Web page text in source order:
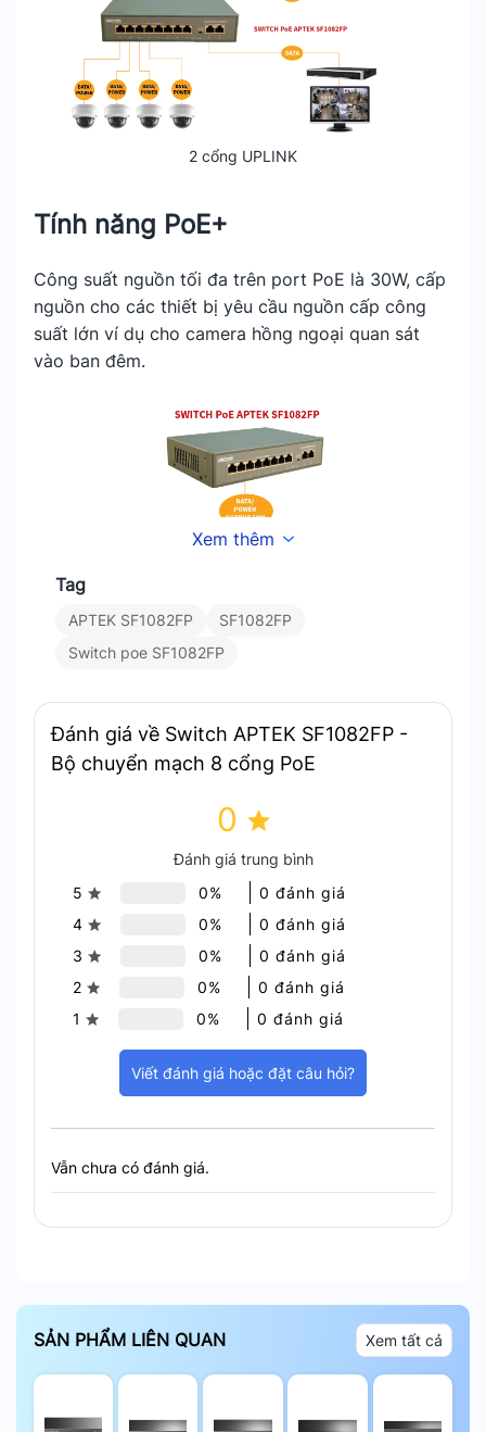
2 cổng UPLINK
Tính năng PoE+
Công suất nguồn tối đa trên port PoE là 30W, cấp
nguồn cho các thiết bị yêu cầu nguồn cấp công
suất lớn ví dụ cho camera hồng ngoại quan sát
vào ban đêm.
Tính năng PoE+
nguồn lên đến 250m
mode (CCTV mode) truyền dữ liệu và nguồn với
khoảng cách 250m. Chế độ Extended, các port
PoE cô lập với nhau, chỉ kết nối với port UPLINK
giúp giảm các gói tin broadcast giữa các port
PoE, tăng độ ổn định của hệ thống.
Khoảng cách truyền dữ liệu
4kV. Ngoài ra, APTEK SF1082FP cung cấp bảo vệ
Xem thêm
Tag
APTEK SF1082FP
SF1082FP
Switch poe SF1082FP
Đánh giá về Switch APTEK SF1082FP -
Bộ chuyển mạch 8 cổng PoE
0
Đánh giá trung bình
5
0%
0 đánh giá
4
0%
0 đánh giá
3
0%
0 đánh giá
2
0%
0 đánh giá
1
0% 0 đánh giá
Viết đánh giá hoặc đặt câu hỏi?
Vẫn chưa có đánh giá.
SẢN PHẨM LIÊN QUAN Xem tất cả